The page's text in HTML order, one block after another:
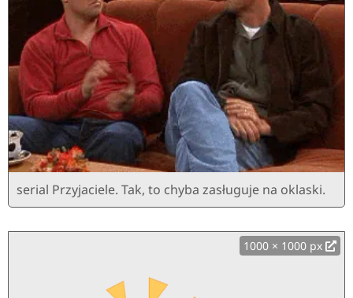
serial Przyjaciele. Tak, to chyba zasługuje na oklaski.
1000 × 1000 px